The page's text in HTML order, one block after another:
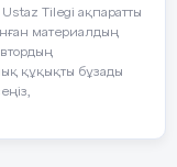
Tilegi ақпаратты
материалдың
құқықты бұзады